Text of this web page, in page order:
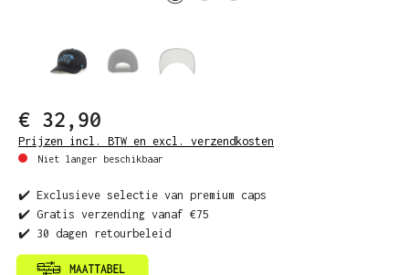
€ 32,90
Prijzen incl. BTW en excl. verzendkosten
Niet langer beschikbaar
✔️ Exclusieve selectie van premium caps
✔️ Gratis verzending vanaf €75
✔️ 30 dagen retourbeleid